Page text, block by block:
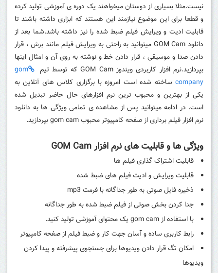
نیست.مثلا بسیاری از دوستان میخواهند یک دوره ی آموزشی تولید کرده
و قطعا برای این موضوع نیازمند این هستند که ابزاری داشته باشند تا
قابلیت ادیت و ویرایش فیلم ضبط شده را نیز داشته باشد.شما بعد از
دانلود GOM Cam میتوانید به راحتی به ویرایش فیلم مانند برش ، قرار
دادن صدا و موسیقی ، قرار دادن خط و نوشته به روی آن و امثال اینها
بپردازید.نرم افزار کاربردی ویندوز GOM Cam که توسط تیم
gom
company ساخته شده است امروزه با برگزاری کلاس های آنلاین به
یکی از بهترین و محبوب ترین نرم افزارهای حال حاضر تبدیل شده
است. در ادامه میتوانید پس از مشاهده ی تمامی ویژگی ها به دانلود
نرم افزار فیلم برداری از صفحه کامپیوتر محبوب gom cam بپردازید.
ویژگی ها و قابلیت های نرم افزار GOM Cam
قابلیت اشتراک گذاری فیلم ها
قابلیت ویرایش و ادیت فیلم های ضبط شده
ذخیره فایل صوتی به طور جداگانه با فرمت mp3
جدا کردن بخش صوتی از فیلم ضبط شده به طور جداگانه
با استفاده از gom cam یک محتوای آموزشی تولید کنید.
رابط کاربری ساده و آسان جهت کار و ضبط فیلم از صفحه کامپیوتر
امکان تگ قرار دادن ویدیوها برای جستجوی پیشرفته و پیدا کردن
ویدیوها